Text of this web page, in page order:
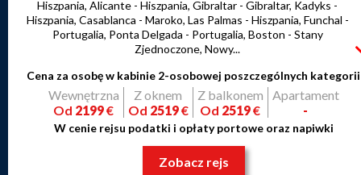
Hiszpania, Alicante - Hiszpania, Gibraltar - Gibraltar, Kadyks -
Hiszpania, Casablanca - Maroko, Las Palmas - Hiszpania, Funchal -
Portugalia, Ponta Delgada - Portugalia, Boston - Stany
Zjednoczone, Nowy...
Cena za osobę w kabinie 2-osobowej poszczególnych kategorii
Wewnętrzna
Od 2199€
Z oknem
Od 2519€
Z balkonem
Od 2519€
Apartament
-
W cenie rejsu podatki i opłaty portowe oraz napiwki
Zobacz rejs